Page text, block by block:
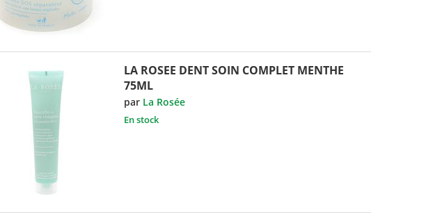
LA ROSEE DENT SOIN COMPLET MENTHE
75ML
par La Rosée
En stock